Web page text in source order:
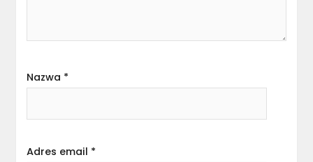
Nazwa *
Adres email *